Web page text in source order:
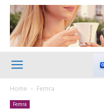
Home Femra
Femra